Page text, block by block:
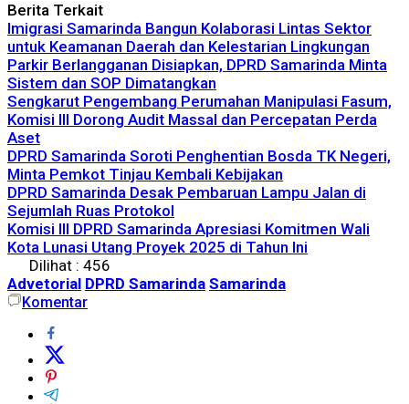
Berita Terkait
Imigrasi Samarinda Bangun Kolaborasi Lintas Sektor
untuk Keamanan Daerah dan Kelestarian Lingkungan
Parkir Berlangganan Disiapkan, DPRD Samarinda Minta
Sistem dan SOP Dimatangkan
Sengkarut Pengembang Perumahan Manipulasi Fasum,
Komisi III Dorong Audit Massal dan Percepatan Perda
Aset
DPRD Samarinda Soroti Penghentian Bosda TK Negeri,
Minta Pemkot Tinjau Kembali Kebijakan
DPRD Samarinda Desak Pembaruan Lampu Jalan di
Sejumlah Ruas Protokol
Komisi III DPRD Samarinda Apresiasi Komitmen Wali
Kota Lunasi Utang Proyek 2025 di Tahun Ini
Dilihat : 456
Advetorial DPRD Samarinda Samarinda
Komentar